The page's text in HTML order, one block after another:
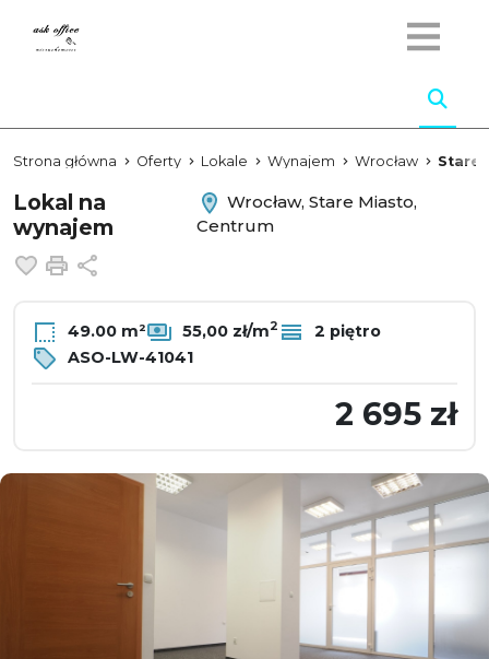
Strona główna Oferty Lokale Wynajem Wrocław Stare
Lokal na
wynajem
Wrocław, Stare Miasto,
Centrum
Dodaj do ulubionych
Drukuj
49.00 m² 55,00 zł/m2
2 piętro
ASO-LW-41041
2 695 zł